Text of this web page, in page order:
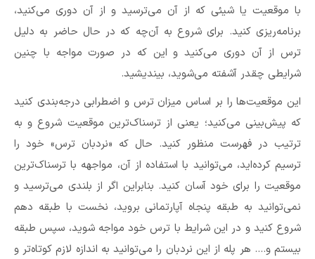
با موقعیت یا شیئی که از آن می‌ترسید و از آن دوری می‌کنید،
برنامه‌ریزی کنید. برای شروع به آن‌چه که در حال حاضر به دلیل
ترس از آن دوری می‌کنید و این که در صورت مواجه با چنین
شرایطی چقدر آشفته می‌شوید، بیندیشید.
این موقعیت‌ها را بر اساس میزان ترس و اضطرابی درجه‌بندی کنید
که پیش‌بینی می‌کنید؛ یعنی از ترسناک‌ترین موقعیت شروع و به
ترتیب در فهرست منظور کنید. حال که «نردبان ترس‌» خود را
ترسیم کرده‌اید، می‌توانید با استفاده از آن، مواجهه با ترسناک‌ترین
موقعیت را برای خود آسان کنید. بنابراین اگر از بلندی می‌ترسید و
نمی‌توانید به طبقه پنجاه آپارتمانی بروید، نخست با طبقه دهم
شروع کنید و در این شرایط با ترس خود مواجه شوید، سپس طبقه
بیستم و…. هر پله از این نردبان را می‌توانید به اندازه لازم کوتاه‌تر و